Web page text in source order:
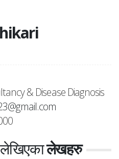
& Disease Diagnosis
लेखिएकालेखहरु